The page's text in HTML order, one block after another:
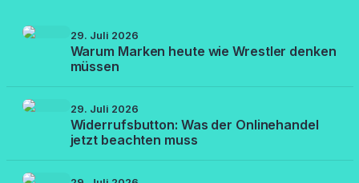
29. Juli 2026
Warum Marken heute wie Wrestler denken
müssen
29. Juli 2026
Widerrufsbutton: Was der Onlinehandel
jetzt beachten muss